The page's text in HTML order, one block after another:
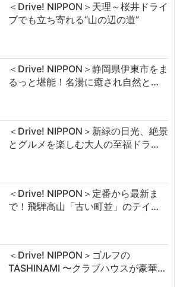
＜Drive! NIPPON＞天理～桜井ドライ
ブでも立ち寄れる“山の辺の道”
＜Drive! NIPPON＞静岡県伊東市をま
るっと堪能！名湯に癒され自然と…
＜Drive! NIPPON＞新緑の日光、絶景
とグルメを楽しむ大人の至福ドラ…
＜Drive! NIPPON＞定番から最新ま
で！飛騨高山「古い町並」のテイ…
＜Drive! NIPPON＞ゴルフの
TASHINAMI 〜クラブハウスが豪華…